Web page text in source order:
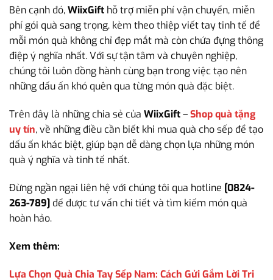
Bên cạnh đó,WiixGift hỗ trợ miễn phí vận chuyển, miễn
phí gói quà sang trọng, kèm theo thiệp viết tay tinh tế để
mỗi món quà không chỉ đẹp mắt mà còn chứa đựng thông
điệp ý nghĩa nhất. Với sự tận tâm và chuyên nghiệp,
chúng tôi luôn đồng hành cùng bạn trong việc tạo nên
những dấu ấn khó quên qua từng món quà đặc biệt.
Trên đây là những chia sẻ của WiixGift–Shop quà tặng
uy tín, về những điều cần biết khi mua quà cho sếp để tạo
dấu ấn khác biệt, giúp bạn dễ dàng chọn lựa những món
quà ý nghĩa và tinh tế nhất.
Đừng ngần ngại liên hệ với chúng tôi qua hotline [0824-
263-789] để được tư vấn chi tiết và tìm kiếm món quà
hoàn hảo.
Xem thêm:
Lựa Chọn Quà Chia Tay Sếp Nam: Cách Gửi Gắm Lời Tri